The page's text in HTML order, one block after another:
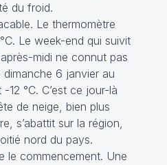
du froid.
Le thermomètre
Le week-end qui suivit
midi ne connut pas
6 janvier au
°C. C’est ce jour-là
de neige, bien plus
s’abattit sur la région,
nord du pays.
le commencement. Une